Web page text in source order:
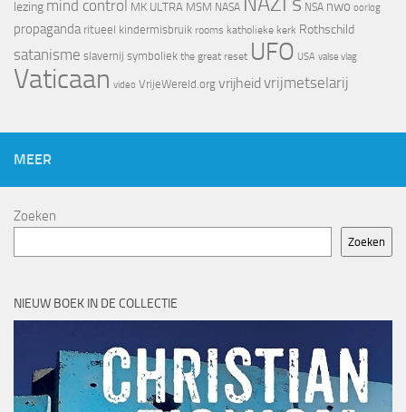
lezing mind control MK ULTRA MSM NASA NSA nwo oorlog
propaganda ritueel kindermisbruik rooms katholieke kerk Rothschild
satanisme slavernij symboliek the great reset UFO USA valse vlag
Vaticaan video VrijeWereld.org vrijheid vrijmetselarij
MEER
Zoeken
Zoeken
NIEUW BOEK IN DE COLLECTIE